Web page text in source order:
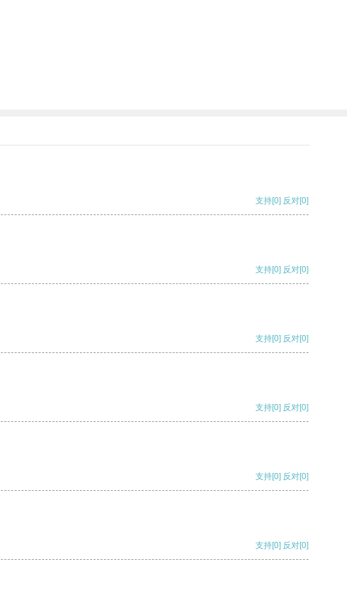
支持[0] 反对[0]
支持[0] 反对[0]
支持[0] 反对[0]
支持[0] 反对[0]
支持[0] 反对[0]
支持[0] 反对[0]